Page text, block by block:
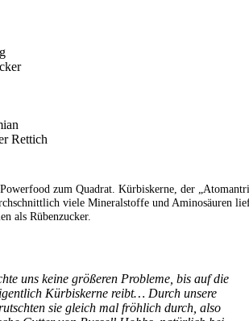
Rettich
zum Quadrat. Kürbiskerne, der
viele Mineralstoffe und Aminosäuren
als Rübenzucker.
uns keine größeren Probleme, bis auf die
Kürbiskerne reibt… Durch unsere
sie gleich mal fröhlich durch, also